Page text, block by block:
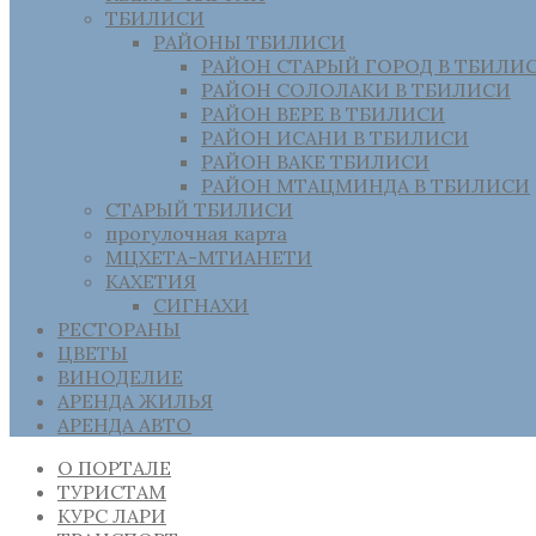
ТБИЛИСИ
РАЙОНЫ ТБИЛИСИ
РАЙОН СТАРЫЙ ГОРОД В
РАЙОН СОЛОЛАКИ В ТБИЛИСИ
РАЙОН ВЕРЕ В ТБИЛИСИ
РАЙОН ИСАНИ В ТБИЛИСИ
РАЙОН ВАКЕ ТБИЛИСИ
РАЙОН МТАЦМИНДА В ТБИЛИСИ
СТАРЫЙ ТБИЛИСИ
прогулочная карта
МЦХЕТА-МТИАНЕТИ
КАХЕТИЯ
СИГНАХИ
РЕСТОРАНЫ
ЦВЕТЫ
ВИНОДЕЛИЕ
АРЕНДА ЖИЛЬЯ
АРЕНДА АВТО
О ПОРТАЛЕ
ТУРИСТАМ
КУРС ЛАРИ